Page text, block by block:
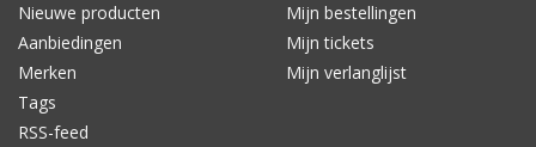
Nieuwe producten
Aanbiedingen
Merken
Tags
RSS-feed
Mijn bestellingen
Mijn tickets
Mijn verlanglijst